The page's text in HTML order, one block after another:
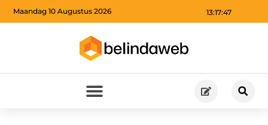
13:17:48
Maandag 10 Augustus 2026